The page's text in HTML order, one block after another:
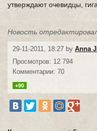
утверждают очевидцы,
Новость
29-11-2011, 18:27 by Anna
Просмотров: 12 794
Комментарии: 70
+90